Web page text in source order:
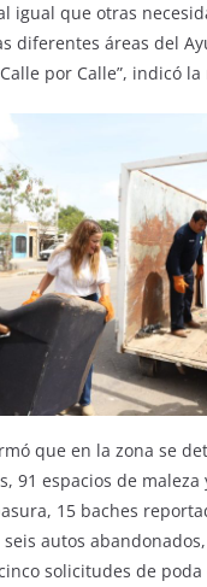
igual que otras
diferentes áreas del
por Calle”, indicó
que en la zona se
91 espacios de maleza
15 baches
autos
solicitudes de